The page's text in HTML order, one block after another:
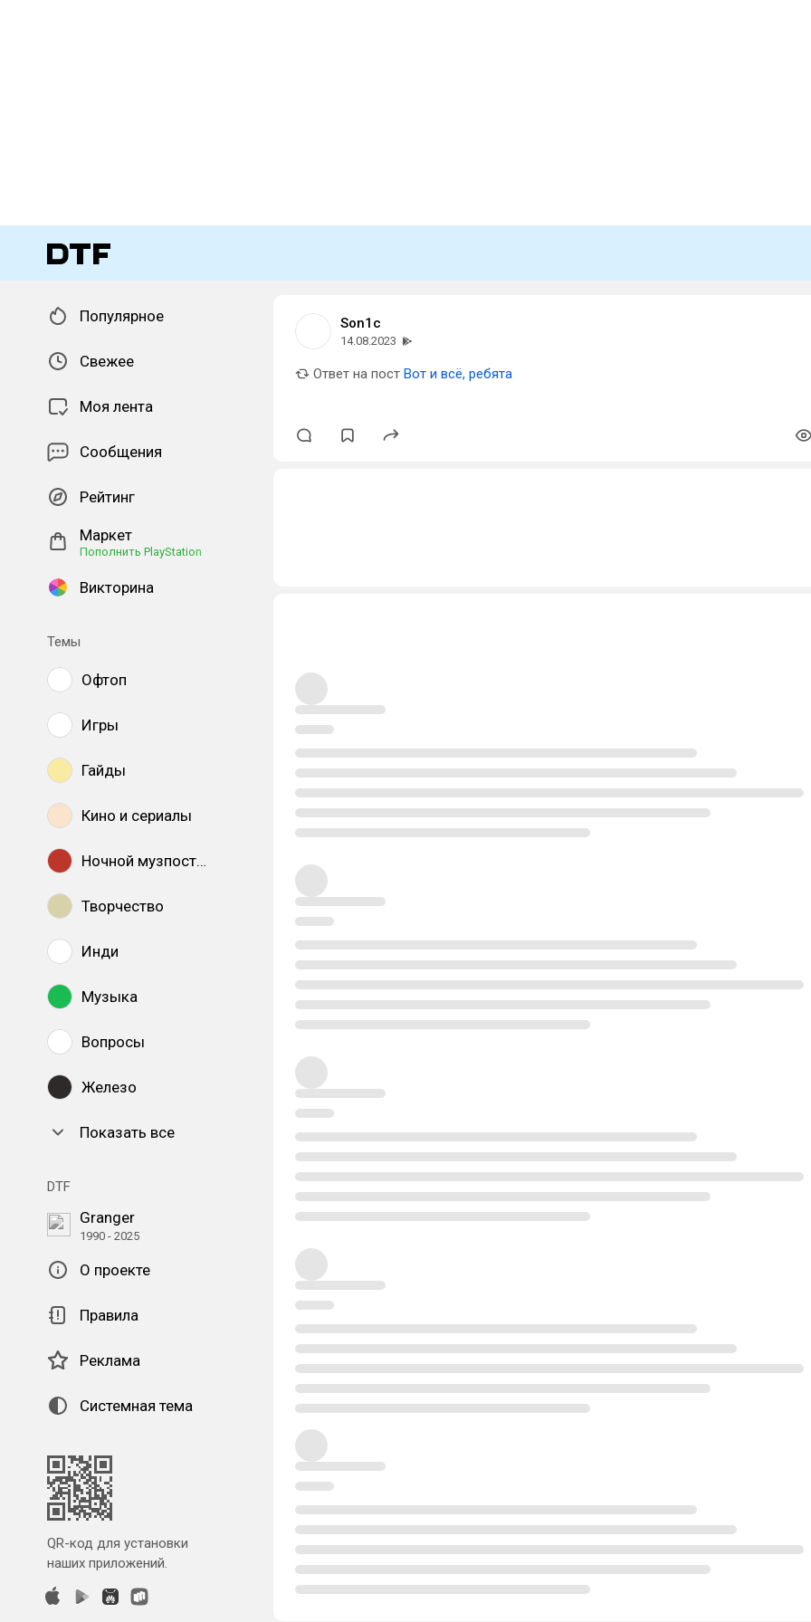
Популярное
Свежее
Моя лента
Сообщения
Рейтинг
Маркет
Пополнить PlayStation
Викторина
Темы
Офтоп
Игры
Гайды
Кино и сериалы
Ночной музпостинг
Творчество
Инди
Музыка
Вопросы
Железо
Показать все
DTF
Granger
1990 - 2025
О проекте
Правила
Реклама
Системная тема
QR-код для установки
наших приложений.
Son1c
14.08.2023
Ответ на пост Вот и всё, ребята